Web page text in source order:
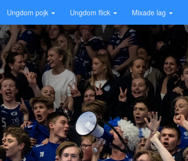
Ungdom pojk Ungdom flick Mixade lag